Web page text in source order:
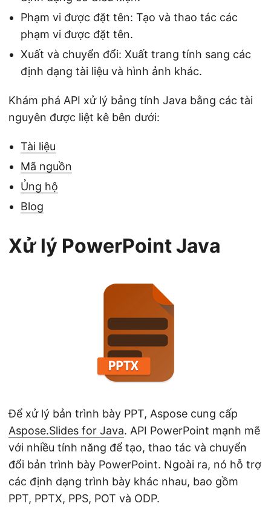
Phạm vi được đặt tên: Tạo và thao tác các
phạm vi được đặt tên.
Xuất và chuyển đổi: Xuất trang tính sang các
định dạng tài liệu và hình ảnh khác.
Khám phá API xử lý bảng tính Java bằng các tài
nguyên được liệt kê bên dưới:
Tài liệu
Mã nguồn
Ủng hộ
Blog
Xử lý PowerPoint Java
Để xử lý bản trình bày PPT, Aspose cung cấp
Aspose.Slides for Java. API PowerPoint mạnh mẽ
với nhiều tính năng để tạo, thao tác và chuyển
đổi bản trình bày PowerPoint. Ngoài ra, nó hỗ trợ
các định dạng trình bày khác nhau, bao gồm
PPT, PPTX, PPS, POT và ODP.